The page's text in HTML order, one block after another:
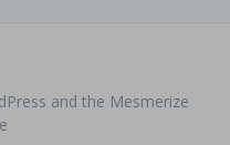
and the Mesmerize